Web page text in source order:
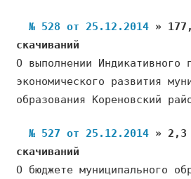
№ 528 от 25.12.2014 »
скачиваний
О выполнении Индикативного
экономического развития
образования Кореновский
№ 527 от 25.12.2014 » 2,3
скачиваний
О бюджете муниципального